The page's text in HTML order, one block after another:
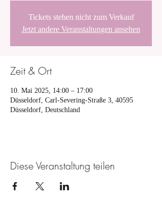
Tickets stehen nicht zum Verkauf
Jetzt andere Veranstaltungen ansehen
Zeit & Ort
10. Mai 2025, 14:00 – 17:00
Düsseldorf, Carl-Severing-Straße 3, 40595
Düsseldorf, Deutschland
Diese Veranstaltung teilen